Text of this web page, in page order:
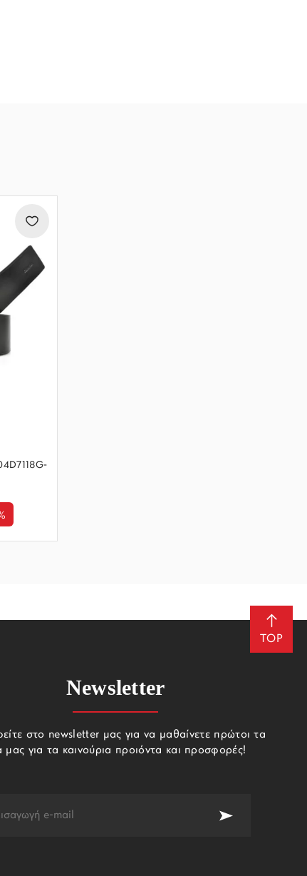
TOP
Newsletter
στο newsletter μας για να μαθαίνετε πρώτοι τα
μας για τα καινούρια προιόντα και προσφορές!